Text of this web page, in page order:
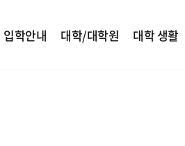
입학안내 대학/대학원 대학 생활